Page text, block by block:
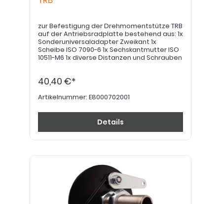
zur Befestigung der Drehmomentstütze TRB
auf der Antriebsradplatte bestehend aus: 1x
Sonderuniversaladapter Zweikant 1x
Scheibe ISO 7090-6 1x Sechskantmutter ISO
10511-M6 1x diverse Distanzen und Schrauben
40,40 €*
Artikelnummer: E8000702001
Details